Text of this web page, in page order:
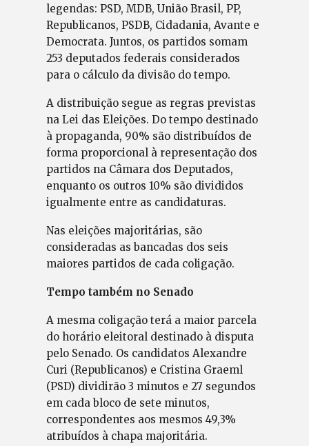
legendas: PSD, MDB, União Brasil, PP,
Republicanos, PSDB, Cidadania, Avante e
Democrata. Juntos, os partidos somam
253 deputados federais considerados
para o cálculo da divisão do tempo.
A distribuição segue as regras previstas
na Lei das Eleições. Do tempo destinado
à propaganda, 90% são distribuídos de
forma proporcional à representação dos
partidos na Câmara dos Deputados,
enquanto os outros 10% são divididos
igualmente entre as candidaturas.
Nas eleições majoritárias, são
consideradas as bancadas dos seis
maiores partidos de cada coligação.
Tempo também no Senado
A mesma coligação terá a maior parcela
do horário eleitoral destinado à disputa
pelo Senado. Os candidatos Alexandre
Curi (Republicanos) e Cristina Graeml
(PSD) dividirão 3 minutos e 27 segundos
em cada bloco de sete minutos,
correspondentes aos mesmos 49,3%
atribuídos à chapa majoritária.